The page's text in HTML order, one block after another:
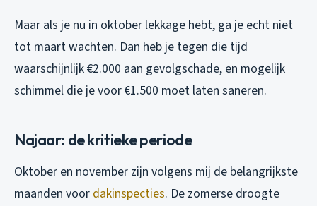
Maar als je nu in oktober lekkage hebt, ga je echt niet
tot maart wachten. Dan heb je tegen die tijd
waarschijnlijk €2.000 aan gevolgschade, en mogelijk
schimmel die je voor €1.500 moet laten saneren.
Najaar: de kritieke periode
Oktober en november zijn volgens mij de belangrijkste
maanden voor dakinspecties. De zomerse droogte